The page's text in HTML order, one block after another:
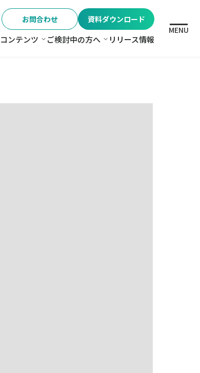
お問合わせ 資料ダウンロード
コンテンツ コンテンツ
ご検討中の方へ ご検討中の方へ
リリース情報
MENU